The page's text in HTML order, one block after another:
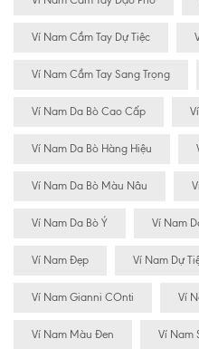
Ví Nam Cầm Tay Dự Tiệc
Ví Nam Cầm Tay Sang Trọng
Ví Nam Da Bò Cao Cấp
Ví Nam Da Bò Hàng Hiệu
Ví Nam Da Bò Màu Nâu
Ví Nam Da Bò Ý Ví Nam
Ví Nam Đẹp Ví Nam Dự
Ví Nam Gianni COnti Ví
Ví Nam Màu Đen Ví Nam